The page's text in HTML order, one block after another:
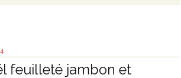
feuilleté jambon et